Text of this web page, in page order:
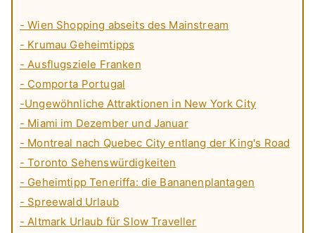
- Wien Shopping abseits des Mainstream
- Krumau Geheimtipps
- Ausflugsziele Franken
- Comporta Portugal
-Ungewöhnliche Attraktionen in New York City
- Miami im Dezember und Januar
- Montreal nach Quebec City entlang der King's Road
- Toronto Sehenswürdigkeiten
- Geheimtipp Teneriffa: die Bananenplantagen
- Spreewald Urlaub
- Altmark Urlaub für Slow Traveller